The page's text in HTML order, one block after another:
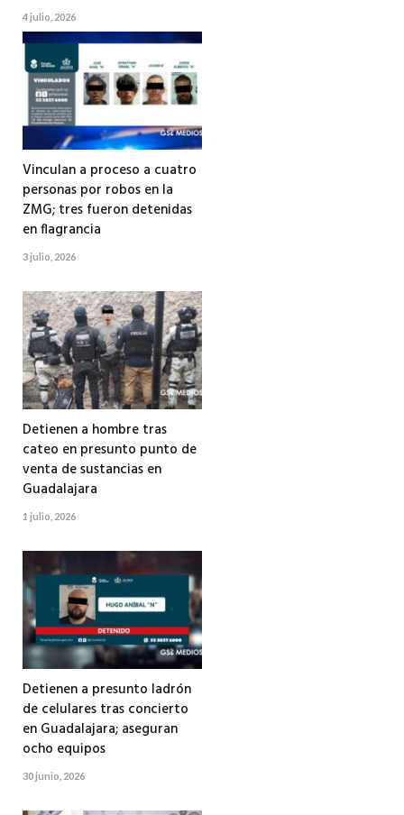
4 julio, 2026
Vinculan a proceso a cuatro
personas por robos en la
ZMG; tres fueron detenidas
en flagrancia
3 julio, 2026
Detienen a hombre tras
cateo en presunto punto de
venta de sustancias en
Guadalajara
1 julio, 2026
Detienen a presunto ladrón
de celulares tras concierto
en Guadalajara; aseguran
ocho equipos
30 junio, 2026